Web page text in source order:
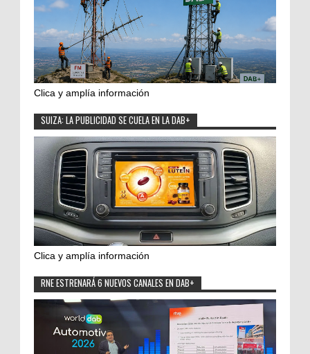
Clica y amplía información
SUIZA: LA PUBLICIDAD SE CUELA EN LA DAB+
Clica y amplía información
RNE ESTRENARÁ 6 NUEVOS CANALES EN DAB+